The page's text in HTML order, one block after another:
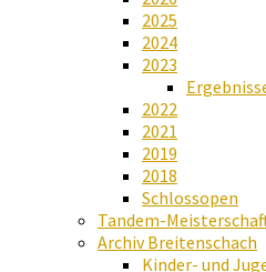
2025
2024
2023
2022
2021
2019
2018
Schlossopen
Tandem-
Archiv Breitenschach
Kinder- und